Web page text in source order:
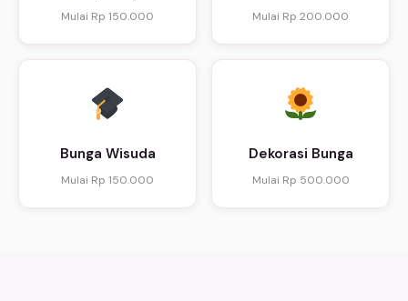
Mulai Rp 150.000 Mulai Rp 200.000
Bunga Wisuda
Mulai Rp 150.000
Dekorasi Bunga
Mulai Rp 500.000